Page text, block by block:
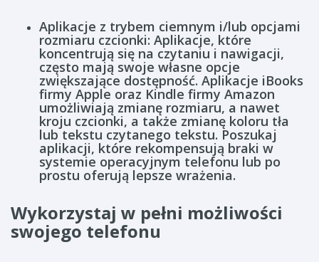
Aplikacje z trybem ciemnym i/lub opcjami
rozmiaru czcionki: Aplikacje, które
koncentrują się na czytaniu i nawigacji,
często mają swoje własne opcje
zwiększające dostępność. Aplikacje iBooks
firmy Apple oraz Kindle firmy Amazon
umożliwiają zmianę rozmiaru, a nawet
kroju czcionki, a także zmianę koloru tła
lub tekstu czytanego tekstu. Poszukaj
aplikacji, które rekompensują braki w
systemie operacyjnym telefonu lub po
prostu oferują lepsze wrażenia.
Wykorzystaj w pełni możliwości
swojego telefonu